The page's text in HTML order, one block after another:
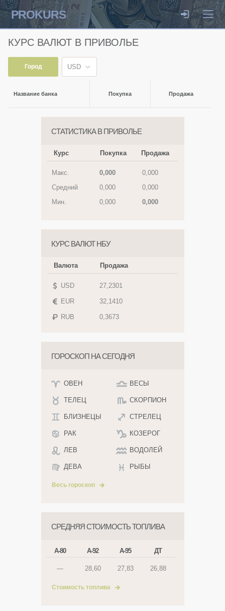
PROKURS
КУРС ВАЛЮТ В ПРИВОЛЬЕ
Город USD
Название банка Покупка Продажа
СТАТИСТИКА В ПРИВОЛЬЕ
Курс Покупка Продажа
Макс. 0,000
0,000
Средний
0,000
0,000
Мин.
0,000 0,000
КУРС ВАЛЮТ НБУ
Валюта Продажа
USD 27,2301
EUR 32,1410
RUB 0,3673
ГОРОСКОП НА СЕГОДНЯ
ОВЕН
ТЕЛЕЦ
БЛИЗНЕЦЫ
РАК
ЛЕВ
ДЕВА
ВЕСЫ
СКОРПИОН
СТРЕЛЕЦ
КОЗЕРОГ
ВОДОЛЕЙ
РЫБЫ
Весь гороскоп
СРЕДНЯЯ СТОИМОСТЬ ТОПЛИВА
А-80 А-92 А-95 ДТ
— 28,60 27,83 26,88
Стоимость топлива